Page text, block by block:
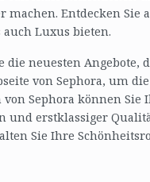
Entdecken Sie
Luxus bieten.
die neuesten Angebote,
von Sephora, um
Sephora können Sie
und erstklassiger
Sie Ihre